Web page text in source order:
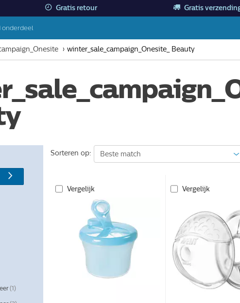
Gratis retour Gratis
onderdeel
winter_sale_campaign_Onesite_ Beauty
(1)
Sorteren op:
Vergelijk Vergelijk